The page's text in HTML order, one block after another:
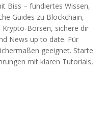
Biss – fundiertes Wissen,
Guides zu Blockchain,
Krypto-Börsen, sichere dir
News up to date. Für
geeignet. Starte
mit klaren Tutorials,